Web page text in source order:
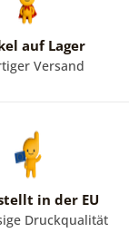
auf Lager
Versand
in der EU
Druckqualität